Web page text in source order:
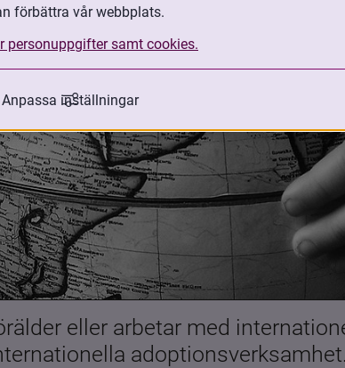
eller arbetar med
adoptionsverksamhet.
förbättra vår webbplats.
personuppgifter samt cookies.
Anpassa inställningar